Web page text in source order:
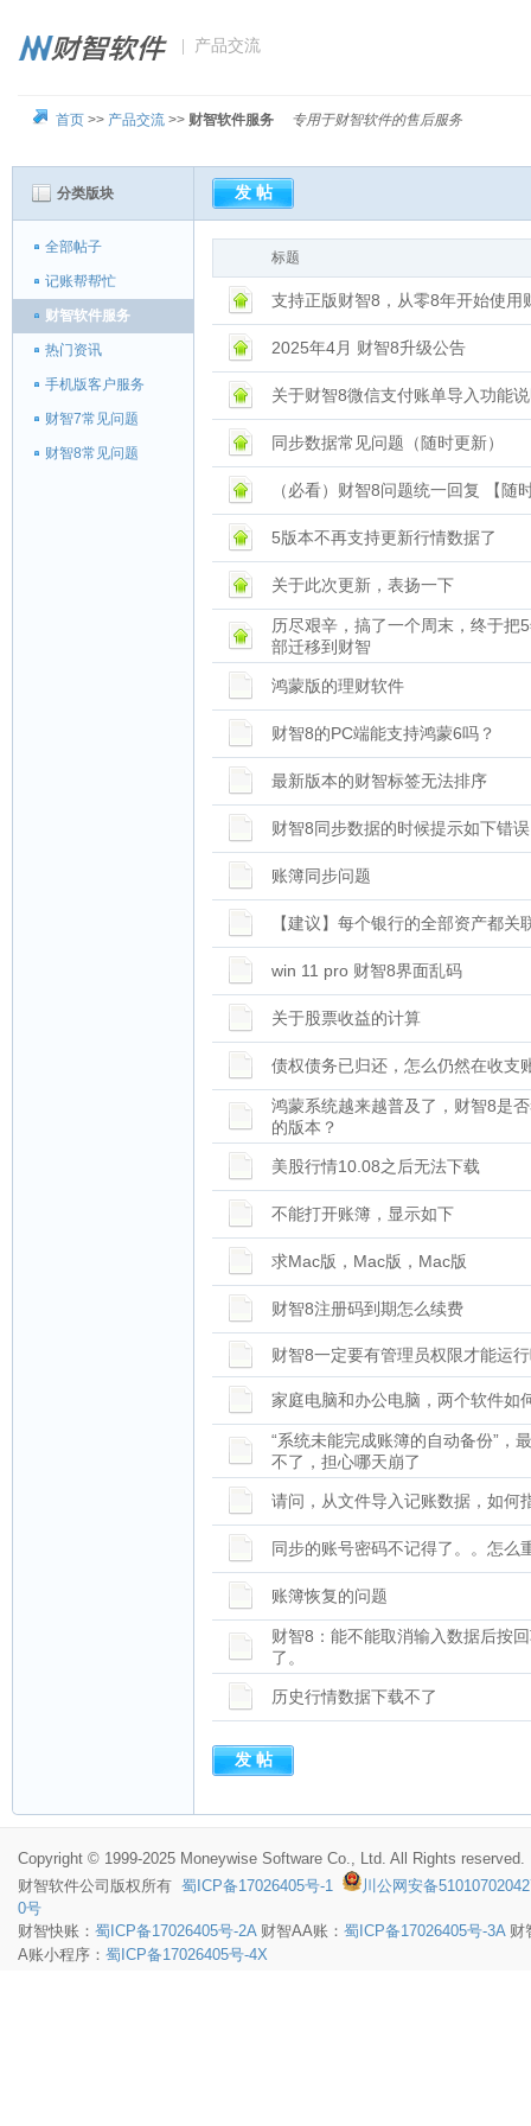
| 产品交流
首页 >> 产品交流 >> 财智软件服务 专用于财智软件的售后服务
分类版块
全部帖子
记账帮帮忙
财智软件服务
热门资讯
手机版客户服务
财智7常见问题
财智8常见问题
标题
支持正版财智8，从零8年开始使用
2025年4月 财智8升级公告
关于财智8微信支付账单导入功能
同步数据常见问题（随时更新）
（必看）财智8问题统一回复 【随
5版本不再支持更新行情数据了
关于此次更新，表扬一下
历尽艰辛，搞了一个周末，终于把
部迁移到财智
鸿蒙版的理财软件
财智8的PC端能支持鸿蒙6吗？
最新版本的财智标签无法排序
财智8同步数据的时候提示如下错
账簿同步问题
【建议】每个银行的全部资产都关
win 11 pro 财智8界面乱码
关于股票收益的计算
债权债务已归还，怎么仍然在收支
鸿蒙系统越来越普及了，财智8是
的版本？
美股行情10.08之后无法下载
不能打开账簿，显示如下
求Mac版，Mac版，Mac版
财智8注册码到期怎么续费
财智8一定要有管理员权限才能运
家庭电脑和办公电脑，两个软件如
“系统未能完成账簿的自动备份”，
不了，担心哪天崩了
请问，从文件导入记账数据，如何
同步的账号密码不记得了。。怎么
账簿恢复的问题
财智8：能不能取消输入数据后按
了。
历史行情数据下载不了
Copyright © 1999-2025 Moneywise Software Co., Ltd. All Rights reserved.
财智软件公司版权所有 蜀ICP备17026405号-1
川公网安备
0号
财智快账： 蜀ICP备17026405号-2A财智AA账： 蜀ICP备17026405号-3A财
A账小程序： 蜀ICP备17026405号-4X